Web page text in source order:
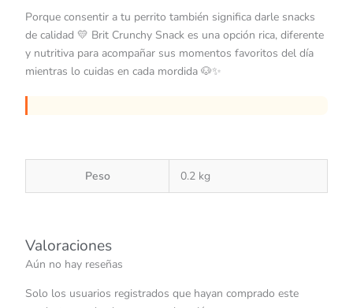
Porque consentir a tu perrito también significa darle snacks
de calidad 💛 Brit Crunchy Snack es una opción rica, diferente
y nutritiva para acompañar sus momentos favoritos del día
mientras lo cuidas en cada mordida 🐶✨
Peso 0.2 kg
Valoraciones
Aún no hay reseñas
Solo los usuarios registrados que hayan comprado este